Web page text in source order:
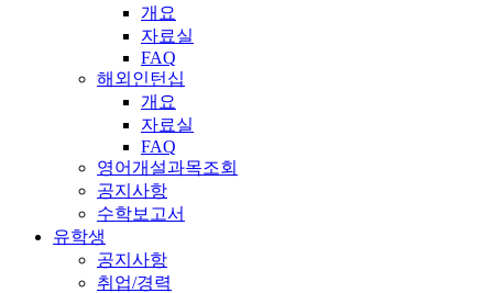
개요
자료실
FAQ
해외인턴십
개요
자료실
FAQ
영어개설과목조회
공지사항
수학보고서
유학생
공지사항
취업/경력